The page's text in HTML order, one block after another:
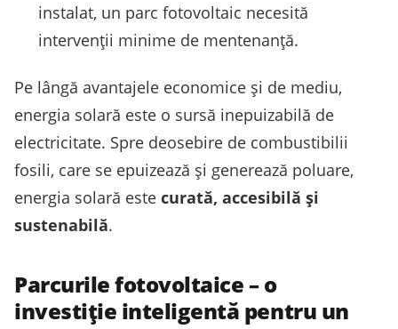
instalat, un parc fotovoltaic necesită
intervenții minime de mentenanță.
Pe lângă avantajele economice și de mediu,
energia solară este o sursă inepuizabilă de
electricitate. Spre deosebire de combustibilii
fosili, care se epuizează și generează poluare,
energia solară este curată, accesibilă și
sustenabilă.
Parcurile fotovoltaice – o
investiție inteligentă pentru un